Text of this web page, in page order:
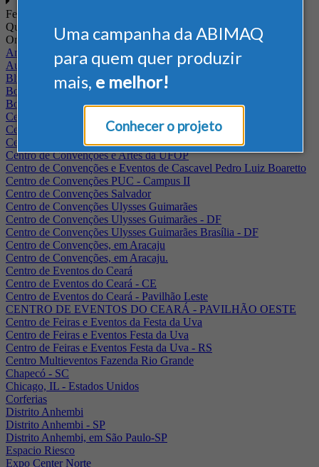
Uma campanha da ABIMAQ
para quem quer produzir
mais, e melhor!
Conhecer o projeto
Feiras
Quando
Onde
Arena Jaguariuna
Auditório Albano Franco - FIEPA
Blumenau - SC
BolognaFiere
Boulevard Olimpico - RJ
Centro Internacional de Convenções do Brasil, em Brasília
Centro de Convenções - SE
Centro de Convenções de Pernambuco - PE
Centro de Convenções e Artes da UFOP
Centro de Convenções e Eventos de Cascavel Pedro Luiz Boaretto
Centro de Convenções PUC - Campus II
Centro de Convenções Salvador
Centro de Convenções Ulysses Guimarães
Centro de Convenções Ulysses Guimarães - DF
Centro de Convenções Ulysses Guimarães Brasília - DF
Centro de Convenções, em Aracaju
Centro de Convenções, em Aracaju.
Centro de Eventos do Ceará
Centro de Eventos do Ceará - CE
Centro de Eventos do Ceará - Pavilhão Leste
CENTRO DE EVENTOS DO CEARÁ - PAVILHÃO OESTE
Centro de Feiras e Eventos da Festa da Uva
Centro de Feiras e Eventos Festa da Uva
Centro de Feiras e Eventos Festa da Uva - RS
Centro Multieventos Fazenda Rio Grande
Chapecó - SC
Chicago, IL - Estados Unidos
Corferias
Distrito Anhembi
Distrito Anhembi - SP
Distrito Anhembi, em São Paulo-SP
Espacio Riesco
Expo Center Norte